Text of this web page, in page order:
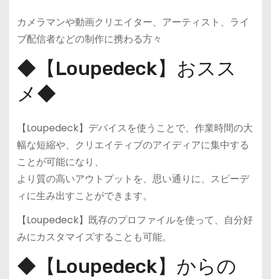
カメラマンや動画クリエイター、アーティスト、ライ
ブ配信者などの制作に携わる方々
◆【Loupedeck】おスス
メ◆
【Loupedeck】デバイスを使うことで、作業時間の大
幅な短縮や、クリエイティブのアイディアに集中する
ことが可能になり、
より質の高いアウトプットを、思い通りに、スピーデ
ィに生み出すことができます。
【Loupedeck】既存のプロファイルを使って、自分好
みにカスタマイズすることも可能。
◆【Loupedeck】からの